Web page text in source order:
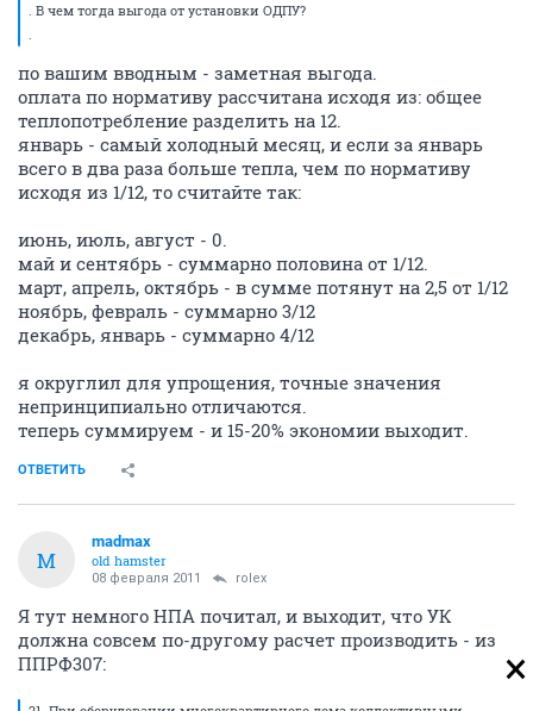
. В чем тогда выгода от установки ОДПУ?
.
по вашим вводным - заметная выгода.
оплата по нормативу рассчитана исходя из: общее
теплопотребление разделить на 12.
январь - самый холодный месяц, и если за январь
всего в два раза больше тепла, чем по нормативу
исходя из 1/12, то считайте так:
июнь, июль, август - 0.
май и сентябрь - суммарно половина от 1/12.
март, апрель, октябрь - в сумме потянут на 2,5 от 1/12
ноябрь, февраль - суммарно 3/12
декабрь, январь - суммарно 4/12
я округлил для упрощения, точные значения
непринципиально отличаются.
теперь суммируем - и 15-20% экономии выходит.
ОТВЕТИТЬ
M
madmax
old hamster
08 февраля 2011 rolex
Я тут немного НПА почитал, и выходит, что УК
должна совсем по-другому расчет производить - из
ППРФ307: